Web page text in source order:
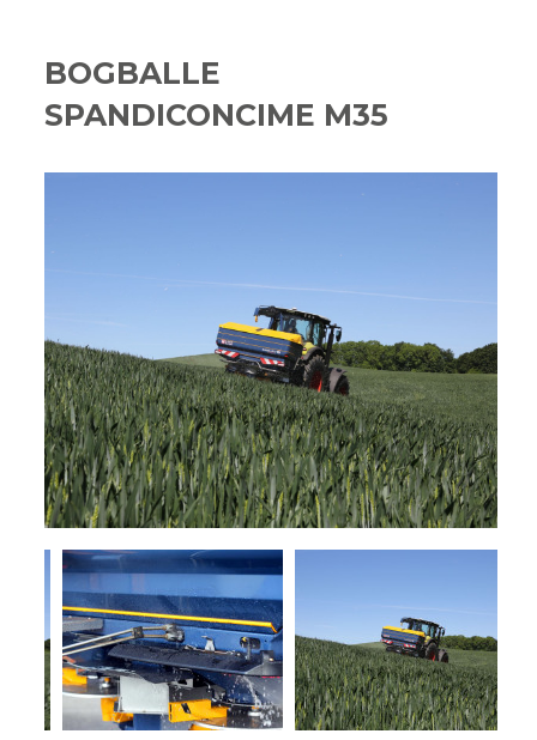
NOSTRO
PROMOZIONI
SERVIZI
NEWS
CONTATTI
BOGBALLE
SPANDICONCIME M35
TELESCOPICI
TESTATE
POLVERIZZATORI
GIARDINAGGIO
ACCESSORI
E